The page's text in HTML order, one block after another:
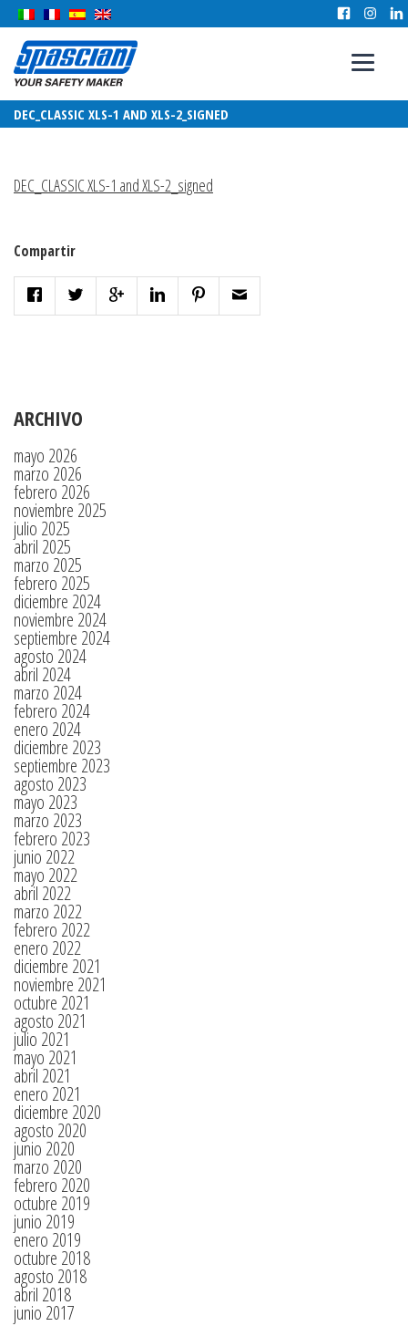
DEC_CLASSIC XLS-1 AND XLS-2_SIGNED
DEC_CLASSIC XLS-1 and XLS-2_signed
Compartir
ARCHIVO
mayo 2026
marzo 2026
febrero 2026
noviembre 2025
julio 2025
abril 2025
marzo 2025
febrero 2025
diciembre 2024
noviembre 2024
septiembre 2024
agosto 2024
abril 2024
marzo 2024
febrero 2024
enero 2024
diciembre 2023
septiembre 2023
agosto 2023
mayo 2023
marzo 2023
febrero 2023
junio 2022
mayo 2022
abril 2022
marzo 2022
febrero 2022
enero 2022
diciembre 2021
noviembre 2021
octubre 2021
agosto 2021
julio 2021
mayo 2021
abril 2021
enero 2021
diciembre 2020
agosto 2020
junio 2020
marzo 2020
febrero 2020
octubre 2019
junio 2019
enero 2019
octubre 2018
agosto 2018
abril 2018
junio 2017